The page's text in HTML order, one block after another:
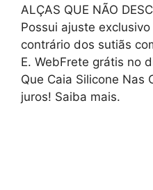
ALÇAS QUE NÃO
Possui ajuste
contrário dos sutiãs
E. WebFrete grátis no
Que Caia Silicone Nas
juros! Saiba mais.